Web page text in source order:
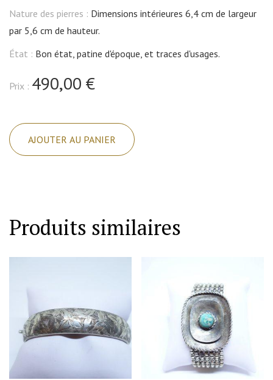
Nature des pierres : Dimensions intérieures 6,4 cm de largeur
par 5,6 cm de hauteur.
État : Bon état, patine d'époque, et traces d'usages.
Prix : 490,00 €
de
Bracelet
avec
1900,
Art
Nouveau.
AJOUTER AU PANIER
Produits similaires